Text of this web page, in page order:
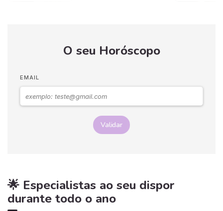
influencia o seu Signo Solar
e as suas relações. É um
nascimento.
O seu Horóscopo
EMAIL
Validar
🌟 Especialistas ao seu dispor
durante todo o ano